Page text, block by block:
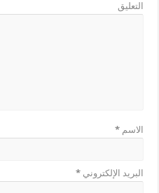
التعليق
الاسم*
البريد الإلكتروني*